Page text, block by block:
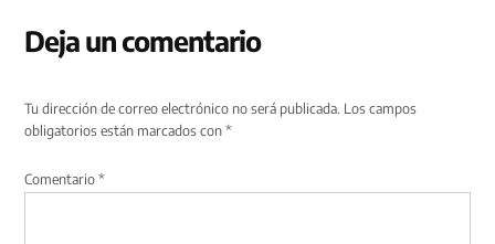
Deja un comentario
Tu dirección de correo electrónico no será publicada. Los campos
obligatorios están marcados con*
Comentario*